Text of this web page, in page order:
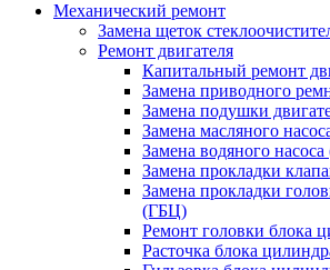
Механический ремонт
Замена щеток
Ремонт двигателя
Капитальный ремонт
Замена приводного
Замена подушки
Замена масляного
Замена водяного
Замена прокладки
Замена прокладки
(ГБЦ)
Ремонт головки блока
Расточка блока